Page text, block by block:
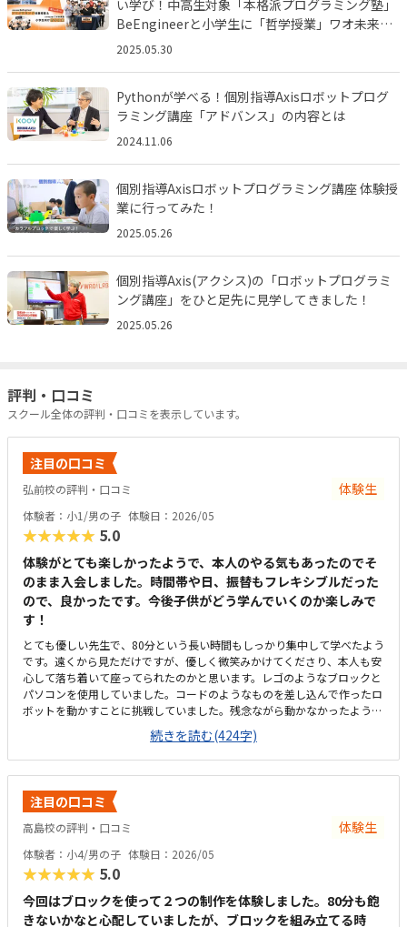
い学び！中高生対象「本格派プログラミング塾」
BeEngineerと小学生に「哲学授業」ワオ未来塾
とは!?
2025.05.30
Pythonが学べる！個別指導Axisロボットプログ
ラミング講座「アドバンス」の内容とは
2024.11.06
個別指導Axisロボットプログラミング講座 体験授
業に行ってみた！
2025.05.26
個別指導Axis(アクシス)の「ロボットプログラミ
ング講座」をひと足先に見学してきました！
2025.05.26
評判・口コミ
スクール全体の評判・口コミを表示しています。
注目の口コミ
弘前校の評判・口コミ 体験生
体験者：小1/男の子 体験日：2026/05
★★★★★ 5.0
体験がとても楽しかったようで、本人のやる気もあったのでそ
のまま入会しました。時間帯や日、振替もフレキシブルだった
ので、良かったです。今後子供がどう学んでいくのか楽しみで
す！
とても優しい先生で、80分という長い時間もしっかり集中して学べたよう
です。遠くから見ただけですが、優しく微笑みかけてくださり、本人も安
心して落ち着いて座ってられたのかと思います。レゴのようなブロックと
パソコンを使用していました。コードのようなものを差し込んで作ったロ
ボットを動かすことに挑戦していました。残念ながら動かなかったよう
で、また挑戦したい！と意気込んでいました。駐車場がないため、道路に
一時停止で停める形になってしまいます。徒歩で通うのであれば便利な場
所にありますが、車で送り迎えは少し難しいので今後どうしようか考え中
です。内装や雰囲気は落ち着いていて、子供が集中できそうな環境でし
た。机や椅子の高さもちょうど良さそうで、土足ではないので床でロボッ
トを動かしたりしても気になりませんでした。他の習い事よりは少し割高
だと思いますが、80分という長い時間を考えると相応かと思います。月2
続きを読む(424字)
注目の口コミ
高島校の評判・口コミ 体験生
体験者：小4/男の子 体験日：2026/05
★★★★★ 5.0
今回はブロックを使って２つの制作を体験しました。80分も飽
きないかなと心配していましたが、ブロックを組み立てる時